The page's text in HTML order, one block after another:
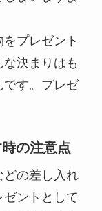
プレゼント
決まりはも
です。プレゼ
の注意点
どの差し入れ
ントとして